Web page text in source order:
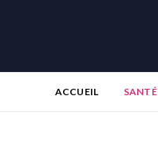
ACCUEIL SANTÉ